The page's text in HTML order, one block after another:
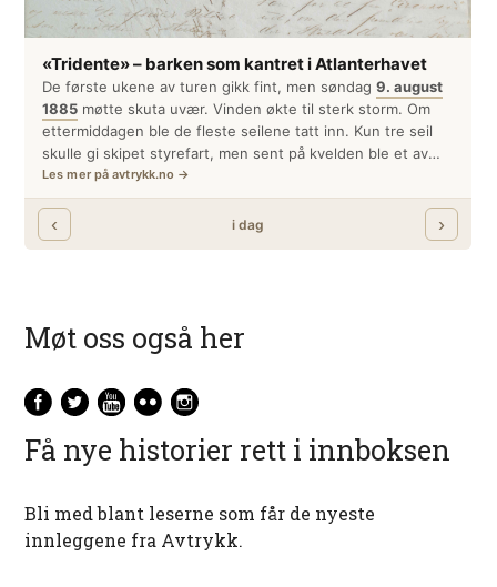
Møt oss også her
Få nye historier rett i innboksen
Bli med blant leserne som får de nyeste
innleggene fra Avtrykk.